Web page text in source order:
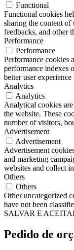
Functional
Functional cookies
sharing the content
feedbacks, and other
Performance
Performance
Performance cookies
performance indexes
better user
Analytics
Analytics
Analytical cookies
the website. These
number of visitors,
Advertisement
Advertisement
Advertisement
and marketing
websites and collect
Others
Others
Other uncategorized
have not been
SALVAR E
Pedido de